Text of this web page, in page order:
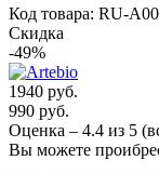
Код товара: RU-
Скидка
-49%
1940 руб.
990 руб.
Оценка – 4.4 из 5
Вы можете